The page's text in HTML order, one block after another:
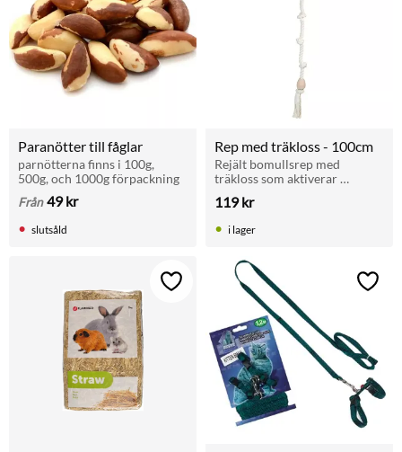
Paranötter till fåglar
parnötterna finns i 100g,
500g, och 1000g förpackning
Från 49kr
slutsåld
Rep med träkloss - 100cm
Rejält bomullsrep med
träkloss som aktiverar
andra fåglar i bur eller voljär.
119kr
i lager
Lägg till i favoriter Lägg